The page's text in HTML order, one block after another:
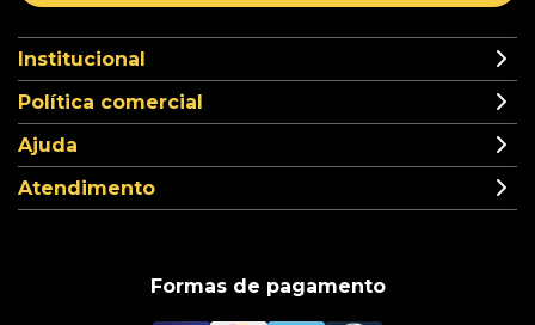
Institucional
Política comercial
Ajuda
Atendimento
Formas de pagamento